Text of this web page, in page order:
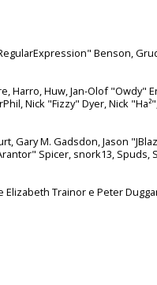
Benson,
Harro, Huw, Jan-Olof "Owdy"
Nick "Fizzy" Dyer, Nick
Gary M. Gadsdon, Jason
Spicer, snork13, Spuds,
Elizabeth Trainor e Peter